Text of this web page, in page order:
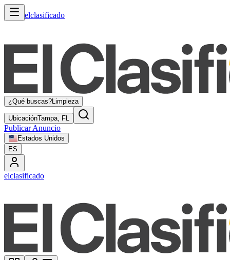
elclasificado
¿Qué buscas?Limpieza
UbicaciónTampa, FL
Publicar Anuncio
Estados Unidos
ES
elclasificado